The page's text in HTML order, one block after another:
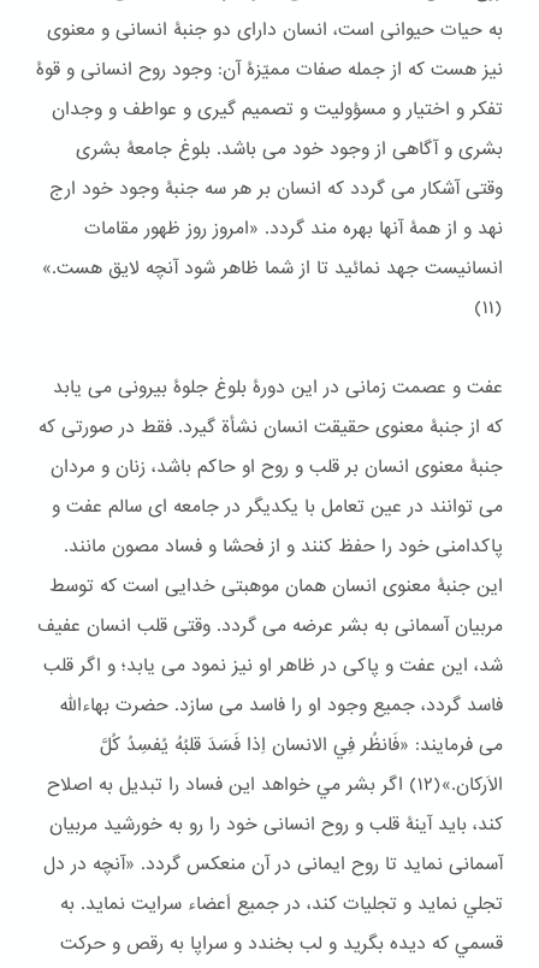
به حیات حیوانی است، انسان دارای دو جنبۀ انسانی و معنوی
نیز هست که از جمله صفات ممیّزۀ آن: وجود روح انسانی و قوۀ
تفکر و اختیار و مسؤولیت و تصمیم گیری و عواطف و وجدان
بشری و آگاهی از وجود خود می باشد. بلوغ جامعۀ بشری
وقتی آشکار می گردد که انسان بر هر سه جنبۀ وجود خود ارج
نهد و از همۀ آنها بهره مند گردد. «امروز روز ظهور مقامات
انسانيست جهد نمائيد تا از شما ظاهر شود آنچه لايق هست.»
(١١)
عفت و عصمت زمانی در این دورۀ بلوغ جلوۀ بیرونی می یابد
که از جنبۀ معنوی حقیقت انسان نشأة گیرد. فقط در صورتی که
جنبۀ معنوی انسان بر قلب و روح او حاکم باشد، زنان و مردان
می توانند در عین تعامل با یکدیگر در جامعه ای سالم عفت و
پاکدامنی خود را حفظ کنند و از فحشا و فساد مصون مانند.
این جنبۀ معنوی انسان همان موهبتی خدایی است که توسط
مربیان آسمانی به بشر عرضه می گردد. وقتی قلب انسان عفیف
شد، این عفت و پاکی در ظاهر او نیز نمود می یابد؛ و اگر قلب
فاسد گردد، جمیع وجود او را فاسد می سازد. حضرت بهاءالله
می فرمایند: «فَانظُر فِي الانسان اِذا فَسَدَ قلبُهُ يُفسِدُ كُلَّ
الاَركان.»(١٢) اگر بشر مي خواهد اين فساد را تبديل به اصلاح
كند، بايد آینۀ قلب و روح انسانی خود را رو به خورشید مربیان
آسمانی نماید تا روح ایمانی در آن منعکس گردد. «آنچه در دل
تجلي نمايد و تجليات كند، در جميع اَعضاء سرايت نمايد. به
قسمي كه ديده بگريد و لب بخندد و سراپا به رقص و حركت